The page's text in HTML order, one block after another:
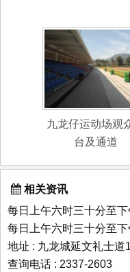
九龙仔运动场观
台及通道
相关资讯
每日上午六时三十分至
每日上午六时三十分至
地址 : 九龙城延文礼士道
查询电话 : 2337-2603